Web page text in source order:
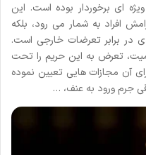
ای برخوردار بوده است. این
افراد به شمار می رود، بلکه
در برابر تعرضات خارجی است.
تعرض به این حریم را تحت
آن مجازات هایی تعیین نموده
جرم ورود به عنف، …